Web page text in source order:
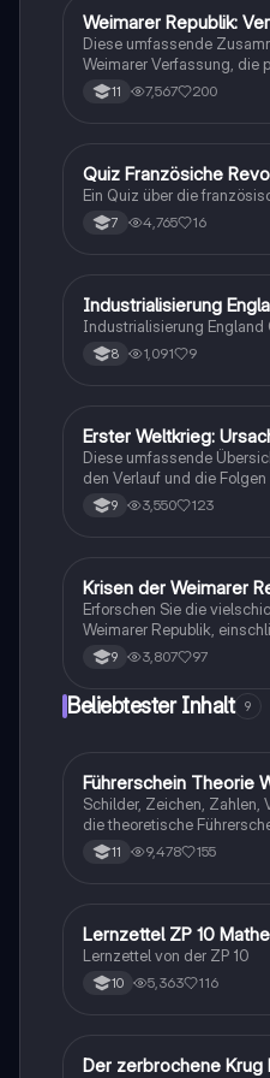
Prüfungsvorbereitung.
Euthanasie, Friedliche
Abkommen, und mehr.
Geschichte
Weimarer Republik:
Diese umfassende
Weimarer Verfassung, die
die Krisen der Weimarer
Wichtige Themen sind die
des Nationalsozialismus.
Abitur in Hessen (Q1 bis
11 7,567 200
QGeschichte
Quiz Französiche
Ein Quiz über die
7 4,765 16
IGeschichte
Industrialisierung
Industrialisierung England
8 1,091 9
Geschichte
Erster Weltkrieg:
Diese umfassende
den Verlauf und die
Erfahren Sie mehr über die
Kriegsziele der
Politikwissenschaft.
9 3,550 123
Geschichte
Krisen der Weimarer
Erforschen Sie die
Weimarer Republik,
Novemberrevolution, des
Inflation und der
Zusammenfassung bietet
die politischen und
Studierende, die sich mit
Ursachen der Weimarer
möchten.
9 3,807 97
Beliebtester Inhalt 9
Lerntipps
Führerschein Theorie
Schilder, Zeichen, Zahlen,
die theoretische
11 9,478 155
Mathe
Lernzettel ZP 10 Mathe
Lernzettel von der ZP 10
10 5,363 116
Deutsch
Der zerbrochene Krug